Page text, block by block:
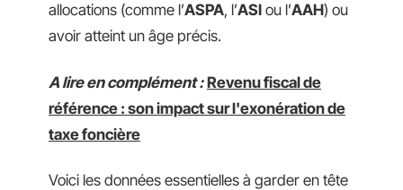
allocations (comme l’ASPA, l’ASI ou l’AAH) ou
avoir atteint un âge précis.
A lire en complément : Revenu fiscal de
référence : son impact sur l'exonération de
taxe foncière
Voici les données essentielles à garder en tête